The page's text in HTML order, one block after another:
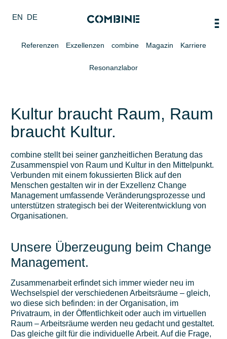
EN DE
Referenzen Exzellenzen combine Magazin Karriere
Resonanzlabor
Kultur braucht Raum, Raum
braucht Kultur.
combine stellt bei seiner ganzheitlichen Beratung das
Zusammenspiel von Raum und Kultur in den Mittelpunkt.
Verbunden mit einem fokussierten Blick auf den
Menschen gestalten wir in der Exzellenz Change
Management umfassende Veränderungsprozesse und
unterstützen strategisch bei der Weiterentwicklung von
Organisationen.
Unsere Überzeugung beim Change
Management.
Zusammenarbeit erfindet sich immer wieder neu im
Wechselspiel der verschiedenen Arbeitsräume – gleich,
wo diese sich befinden: in der Organisation, im
Privatraum, in der Öffentlichkeit oder auch im virtuellen
Raum – Arbeitsräume werden neu gedacht und gestaltet.
Das gleiche gilt für die individuelle Arbeit. Auf die Frage,